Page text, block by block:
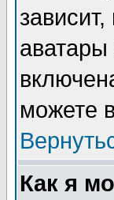
можете
Как я